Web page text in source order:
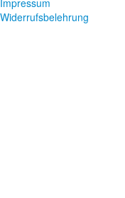
Impressum
Widerrufsbelehrung